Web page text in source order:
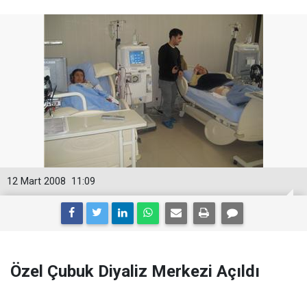
11:09
12 Mart 2008
Özel Çubuk Diyaliz Merkezi Açıldı